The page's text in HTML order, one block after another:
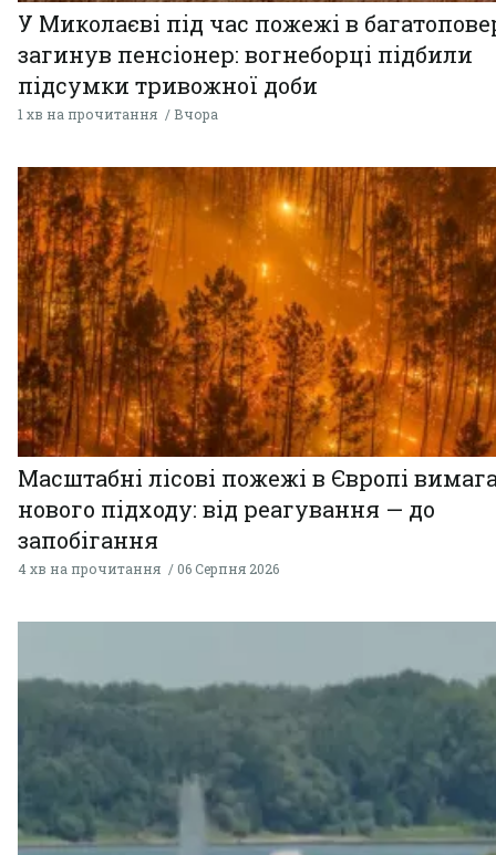
У Миколаєві під час пожежі в
загинув пенсіонер: вогнеборці підбили
підсумки тривожної доби
1 хв на прочитання Вчора
Масштабні лісові пожежі в Європі
нового підходу: від реагування — до
запобігання
4 хв на прочитання 06 Серпня 2026